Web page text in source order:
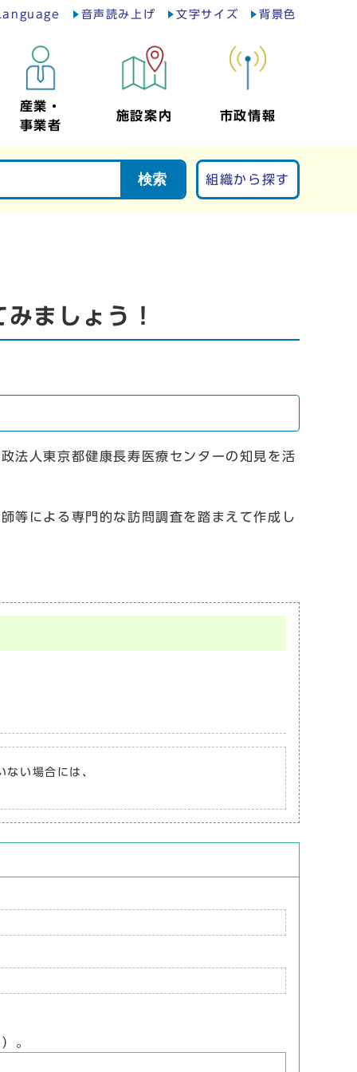
音声読み上げ 文字サイズ 背景色
産業・
事業者
施設案内 市政情報
検索 組織から探す
ましょう！
法人東京都健康長寿医療センターの知見を活
等による専門的な訪問調査を踏まえて作成し
い場合には、
。